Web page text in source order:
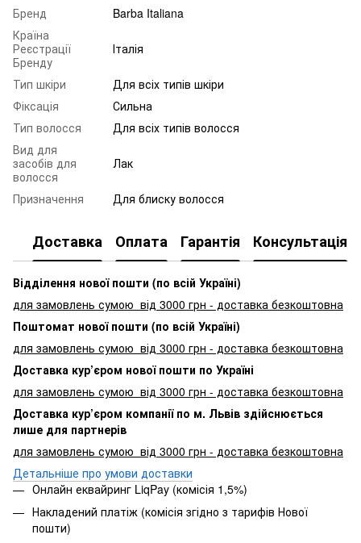
Бренд
Barba Italiana
Країна
Реєстрації
Бренду
Італія
Тип шкіри
Для всіх типів шкіри
Фіксація
Сильна
Тип волосся
Для всіх типів волосся
Вид для
засобів для
волосся
Лак
Призначення Для блиску волосся
Доставка Оплата Гарантія Консультація
Відділення нової пошти (по всій Україні)
для замовлень сумою від 3000 грн - доставка безкоштовна
Поштомат нової пошти (по всій Україні)
для замовлень сумою від 3000 грн - доставка безкоштовна
Доставка кур’єром нової пошти по Україні
для замовлень сумою від 3000 грн - доставка безкоштовна
Доставка кур’єром компанії по м. Львів здійснюється
лише для партнерів
для замовлень сумою від 3000 грн - доставка безкоштовна
Детальніше про умови доставки
Онлайн еквайринг LiqPay (комісія 1,5%)
Накладений платіж (комісія згідно з тарифів Нової
пошти)